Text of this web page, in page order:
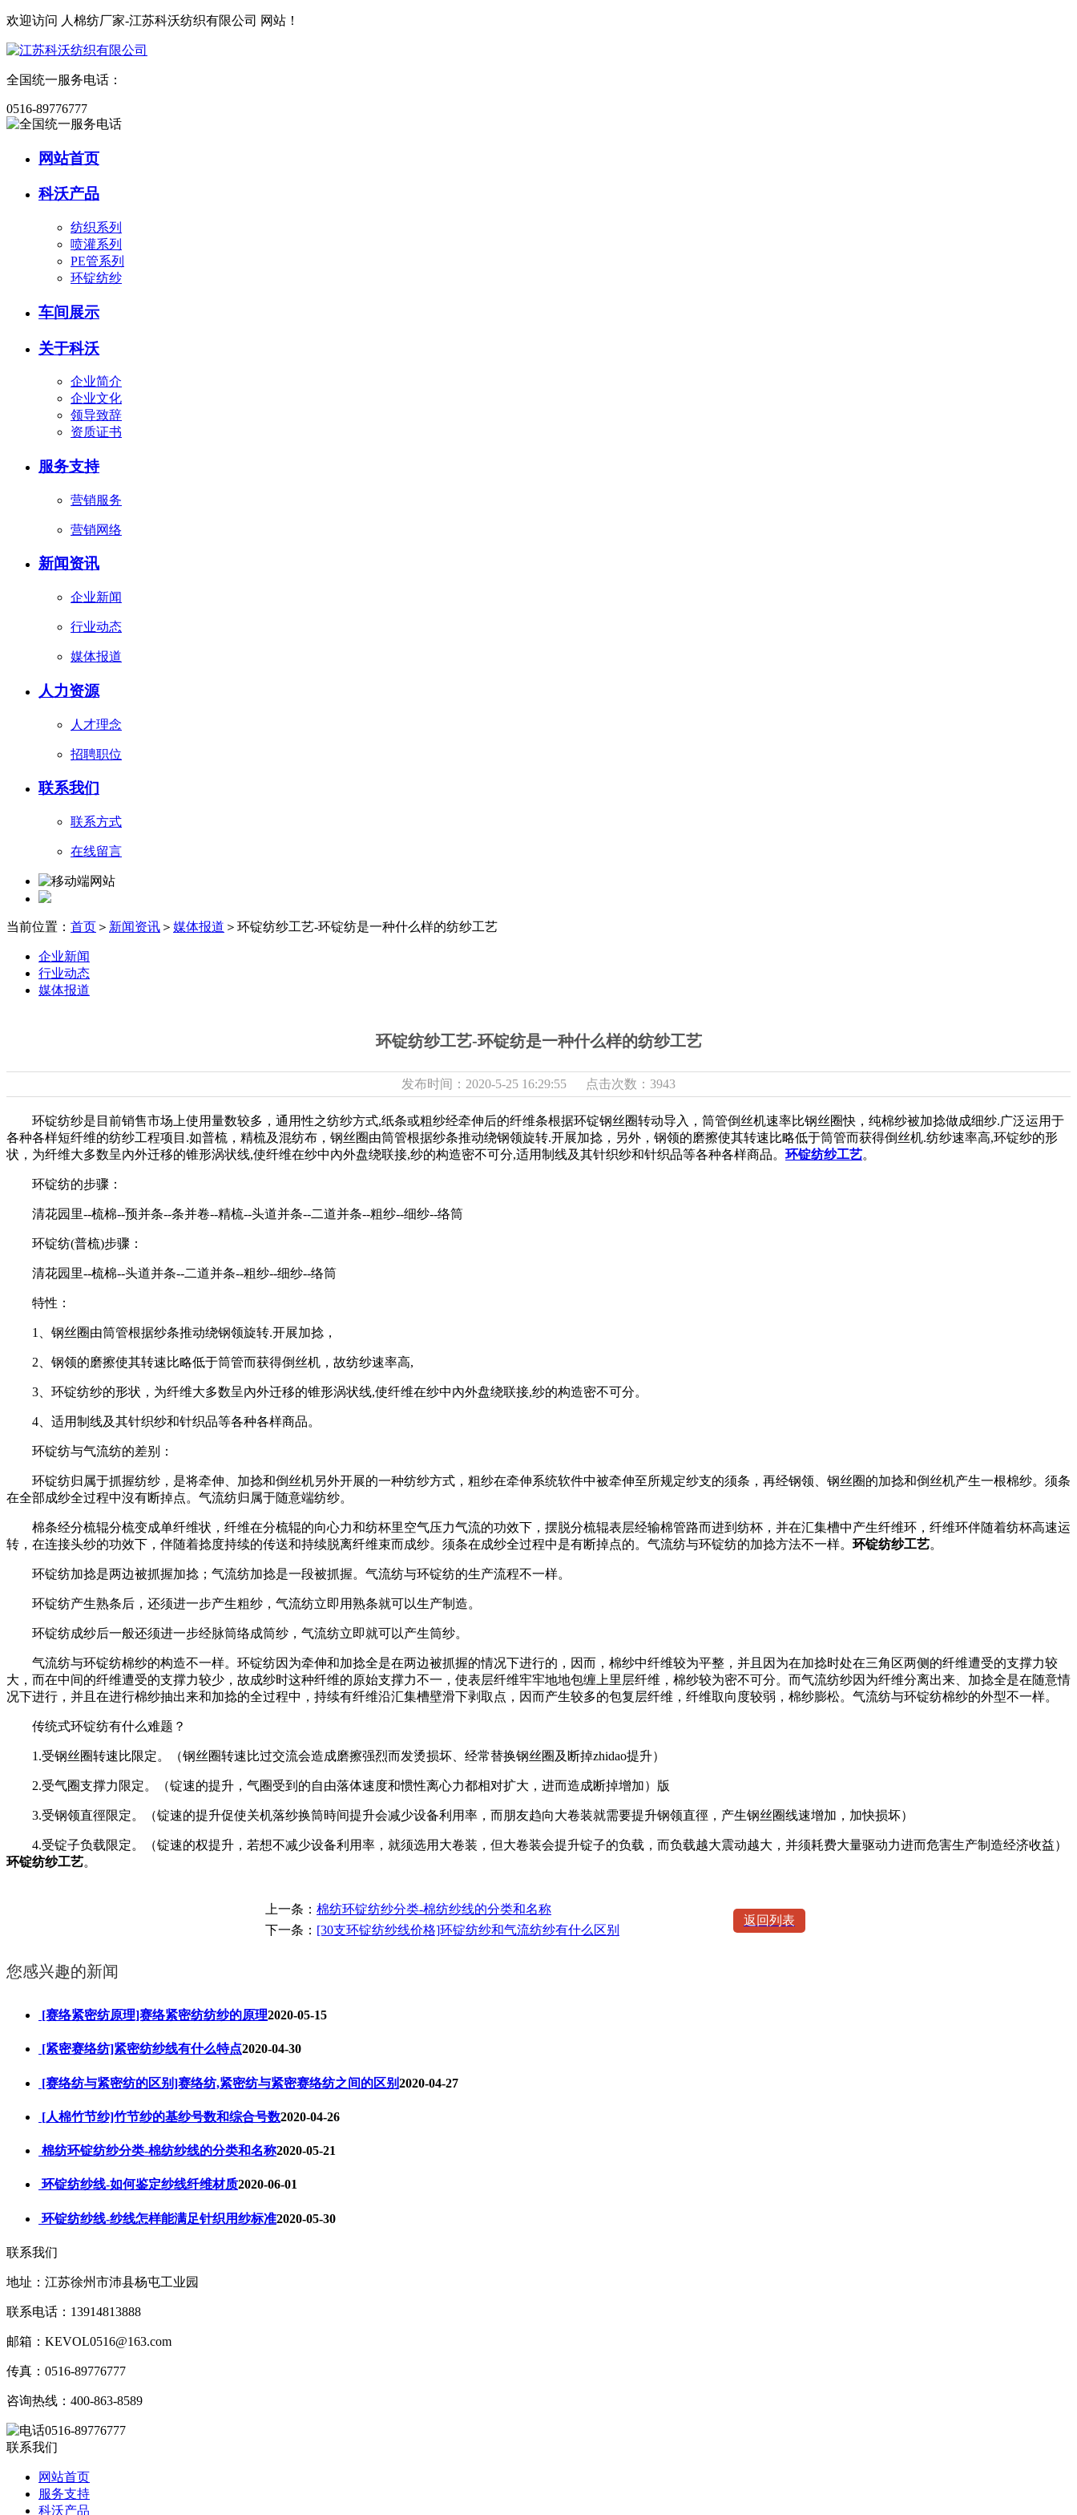
欢迎访问 人棉纺厂家-江苏科沃纺织有限公司 网站！
全国统一服务电话：
0516-89776777
网站首页
科沃产品
纺织系列
喷灌系列
PE管系列
环锭纺纱
车间展示
关于科沃
企业简介
企业文化
领导致辞
资质证书
服务支持
营销服务
营销网络
新闻资讯
企业新闻
行业动态
媒体报道
人力资源
人才理念
招聘职位
联系我们
联系方式
在线留言
当前位置： 首页 ＞ 新闻资讯 ＞ 媒体报道 ＞环锭纺纱工艺-环锭纺是一种什么样的纺纱工艺
企业新闻
行业动态
媒体报道
环锭纺纱工艺-环锭纺是一种什么样的纺纱工艺
发布时间：2020-5-25 16:29:55 点击次数：3943
环锭纺纱是目前销售市场上使用量数较多，通用性之纺纱方式,纸条或粗纱经牵伸后的纤维条根据环锭钢丝圈转动导入，筒管倒丝机速率比钢丝圈快，纯棉纱被加捻做成细纱.广泛运用于
各种各样短纤维的纺纱工程项目.如普梳，精梳及混纺布，钢丝圈由筒管根据纱条推动绕钢领旋转.开展加捻，另外，钢领的磨擦使其转速比略低于筒管而获得倒丝机.纺纱速率高,环锭纱的形
状，为纤维大多数呈內外迁移的锥形涡状线,使纤维在纱中內外盘绕联接,纱的构造密不可分,适用制线及其针织纱和针织品等各种各样商品。 环锭纺纱工艺。
环锭纺的步骤：
清花园里--梳棉--预并条--条并卷--精梳--头道并条--二道并条--粗纱--细纱--络筒
环锭纺(普梳)步骤：
清花园里--梳棉--头道并条--二道并条--粗纱--细纱--络筒
特性：
1、钢丝圈由筒管根据纱条推动绕钢领旋转.开展加捻，
2、钢领的磨擦使其转速比略低于筒管而获得倒丝机，故纺纱速率高,
3、环锭纺纱的形状，为纤维大多数呈內外迁移的锥形涡状线,使纤维在纱中內外盘绕联接,纱的构造密不可分。
4、适用制线及其针织纱和针织品等各种各样商品。
环锭纺与气流纺的差别：
环锭纺归属于抓握纺纱，是将牵伸、加捻和倒丝机另外开展的一种纺纱方式，粗纱在牵伸系统软件中被牵伸至所规定纱支的须条，再经钢领、钢丝圈的加捻和倒丝机产生一根棉纱。须条
在全部成纱全过程中沒有断掉点。气流纺归属于随意端纺纱。
棉条经分梳辊分梳变成单纤维状，纤维在分梳辊的向心力和纺杯里空气压力气流的功效下，摆脱分梳辊表层经输棉管路而进到纺杯，并在汇集槽中产生纤维环，纤维环伴随着纺杯高速运
转，在连接头纱的功效下，伴随着捻度持续的传送和持续脱离纤维束而成纱。须条在成纱全过程中是有断掉点的。气流纺与环锭纺的加捻方法不一样。 环锭纺纱工艺。
环锭纺加捻是两边被抓握加捻；气流纺加捻是一段被抓握。气流纺与环锭纺的生产流程不一样。
环锭纺产生熟条后，还须进一步产生粗纱，气流纺立即用熟条就可以生产制造。
环锭纺成纱后一般还须进一步经脉筒络成筒纱，气流纺立即就可以产生筒纱。
气流纺与环锭纺棉纱的构造不一样。环锭纺因为牵伸和加捻全是在两边被抓握的情况下进行的，因而，棉纱中纤维较为平整，并且因为在加捻时处在三角区两侧的纤维遭受的支撑力较
大，而在中间的纤维遭受的支撑力较少，故成纱时这种纤维的原始支撑力不一，使表层纤维牢牢地地包缠上里层纤维，棉纱较为密不可分。而气流纺纱因为纤维分离出来、加捻全是在随意情
况下进行，并且在进行棉纱抽出来和加捻的全过程中，持续有纤维沿汇集槽壁滑下剥取点，因而产生较多的包复层纤维，纤维取向度较弱，棉纱膨松。气流纺与环锭纺棉纱的外型不一样。
传统式环锭纺有什么难题？
1.受钢丝圈转速比限定。（钢丝圈转速比过交流会造成磨擦强烈而发烫损坏、经常替换钢丝圈及断掉zhidao提升）
2.受气圈支撑力限定。（锭速的提升，气圈受到的自由落体速度和惯性离心力都相对扩大，进而造成断掉增加）版
3.受钢领直徑限定。（锭速的提升促使关机落纱换筒時间提升会减少设备利用率，而朋友趋向大卷装就需要提升钢领直徑，产生钢丝圈线速增加，加快损坏）
4.受锭子负载限定。（锭速的权提升，若想不减少设备利用率，就须选用大卷装，但大卷装会提升锭子的负载，而负载越大震动越大，并须耗费大量驱动力进而危害生产制造经济收益）
环锭纺纱工艺。
上一条： 棉纺环锭纺纱分类-棉纺纱线的分类和名称
下一条： [30支环锭纺纱线价格]环锭纺纱和气流纺纱有什么区别
返回列表
您感兴趣的新闻
[赛络紧密纺原理]赛络紧密纺纺纱的原理2020-05-15
[紧密赛络纺]紧密纺纱线有什么特点2020-04-30
[赛络纺与紧密纺的区别]赛络纺,紧密纺与紧密赛络纺之间的区别2020-04-27
[人棉竹节纱]竹节纱的基纱号数和综合号数2020-04-26
棉纺环锭纺纱分类-棉纺纱线的分类和名称2020-05-21
环锭纺纱线-如何鉴定纱线纤维材质2020-06-01
环锭纺纱线-纱线怎样能满足针织用纱标准2020-05-30
联系我们
地址：江苏徐州市沛县杨屯工业园
联系电话：13914813888
邮箱：KEVOL0516@163.com
传真：0516-89776777
咨询热线：400-863-8589
0516-89776777
联系我们
网站首页
服务支持
科沃产品